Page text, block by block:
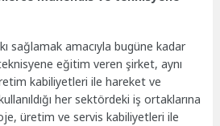
sağlamak amacıyla bugüne kadar
eğitim veren şirket, aynı
kabiliyetleri ile hareket ve
her sektördeki iş ortaklarına
üretim ve servis kabiliyetleri ile